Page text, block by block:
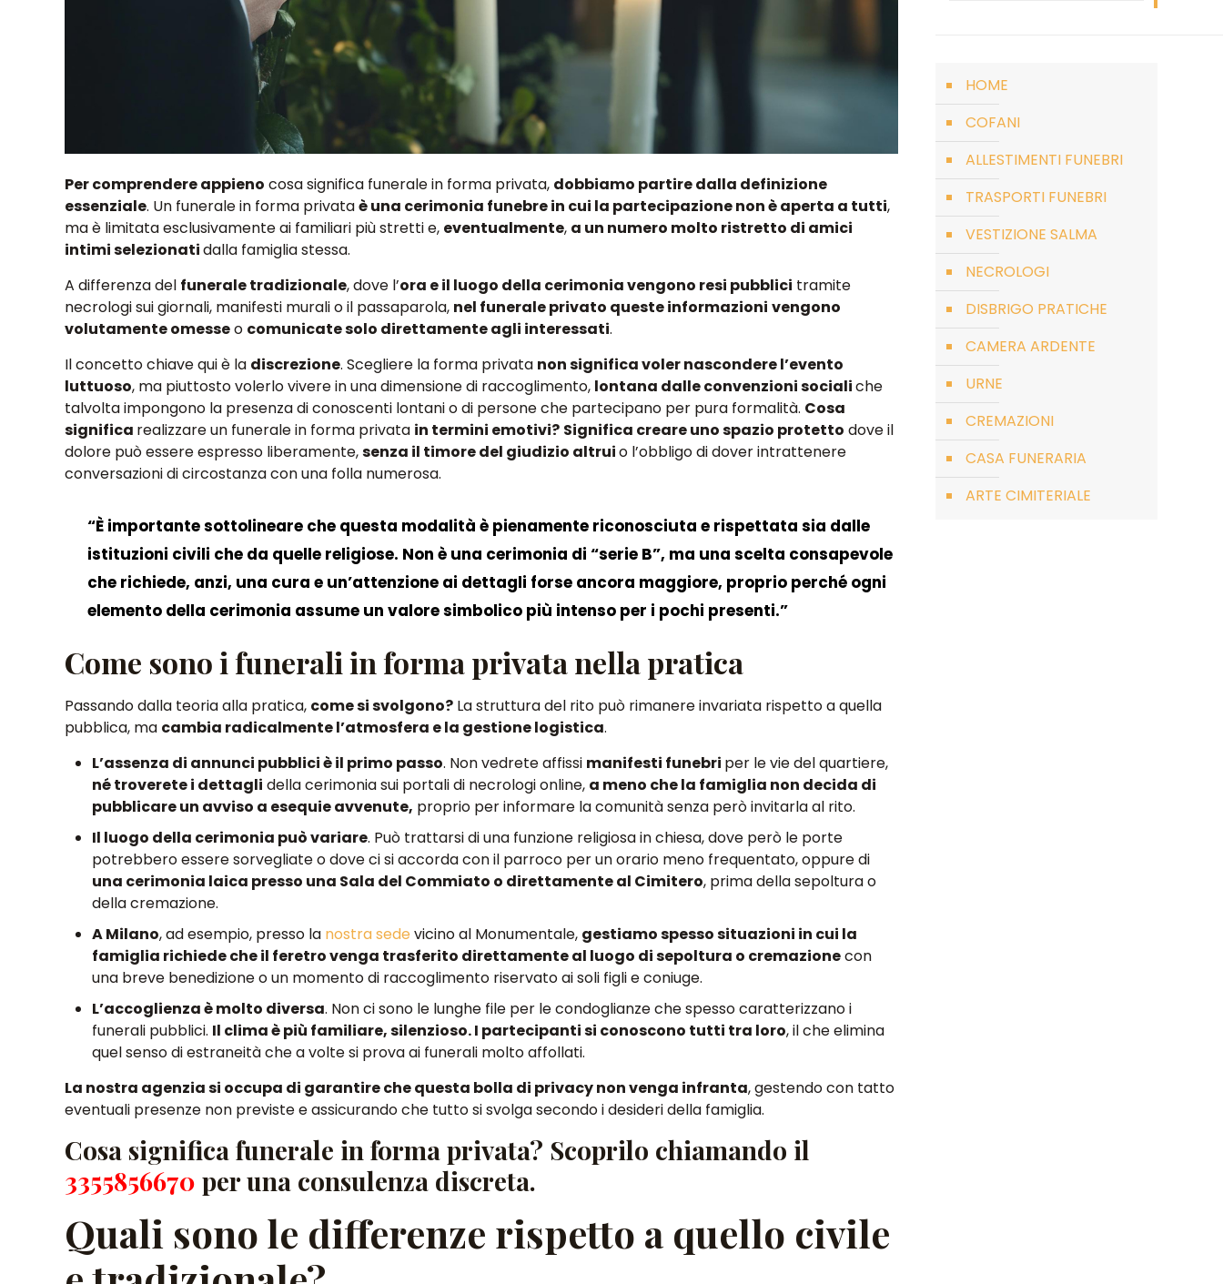
Per comprendere appieno cosa significa funerale in forma privata, dobbiamo partire dalla definizione
essenziale. Un funerale in forma privataè una cerimonia funebre in cui la partecipazione non è aperta a tutti,
maè limitata esclusivamente ai familiari più strettie, eventualmente, a un numero molto ristretto di amici
intimi selezionatidalla famiglia stessa.
A differenza del funerale tradizionale,dove l’ora e il luogo della cerimonia vengono resi pubblici tramite
necrologi sui giornali, manifesti murali o il passaparola, nel funerale privato queste informazioni vengono
volutamente omesseo comunicate solo direttamente agli interessati.
Il concetto chiave qui è la discrezione. Scegliere la forma privata non significa voler nascondere l’evento
luttuoso, ma piuttosto volerlo vivere in una dimensione di raccoglimento, lontana dalle convenzioni socialiche
talvolta impongono la presenzadi conoscenti lontani odi persone che partecipano per pura formalità. Cosa
significa realizzare un funerale in forma privata in termini emotivi? Significa creare uno spazio protetto dove il
dolore può essere espresso liberamente,senza il timore del giudizio altruio l’obbligo di dover intrattenere
conversazioni di circostanza con una folla numerosa.
“È importante sottolineare che questa modalità è pienamente riconosciuta e rispettata sia dalle
istituzioni civili che da quelle religiose. Non è una cerimonia di “serie B”, ma una scelta consapevole
che richiede, anzi, una cura e un’attenzione ai dettagli forse ancora maggiore, proprio perché ogni
elemento della cerimonia assume un valore simbolico più intenso per i pochi presenti.”
Come sono i funerali in forma privata nella pratica
Passando dalla teoria alla pratica, come si svolgono? La struttura del rito può rimanere invariata rispetto a quella
pubblica, ma cambia radicalmente l’atmosfera e la gestione logistica.
L’assenza di annunci pubblici è il primo passo. Nonvedrete affissi manifesti funebri per le vie del quartiere,
né troverete i dettagli della cerimonia sui portali di necrologi online, a meno che la famiglia non decida di
pubblicare un avviso a esequie avvenute, proprio per informare la comunità senza però invitarla al rito.
Il luogo della cerimonia può variare. Può trattarsi di una funzione religiosa in chiesa, dove però le porte
potrebbero essere sorvegliateo dove ci si accorda con il parroco per unorario meno frequentato, oppure di
una cerimonia laica presso una Sala del Commiato o direttamente al Cimitero, prima della sepoltura o
della cremazione.
A Milano, ad esempio, presso la nostra sede vicino al Monumentale, gestiamo spesso situazioni in cui la
famiglia richiede che il feretro venga trasferito direttamente al luogo di sepoltura o cremazionecon
una breve benedizione o un momento di raccoglimento riservatoai soli figli e coniuge.
L’accoglienza è molto diversa. Non ci sono le lunghe file per le condoglianze che spesso caratterizzano i
funerali pubblici. Il clima è più familiare, silenzioso. I partecipanti si conoscono tutti tra loro, il che elimina
quel senso di estraneità che a volte si prova ai funerali molto affollati.
La nostra agenzia si occupa di garantire che questa bolla di privacy non venga infranta, gestendo con tatto
eventuali presenze non previste eassicurando che tutto si svolga secondo i desideri della famiglia.
Cosa significa funerale in forma privata? Scoprilo chiamando il
3355856670 per una consulenza discreta.
Quali sono le differenze rispetto a quello civile
HOME
COFANI
ALLESTIMENTI FUNEBRI
TRASPORTI FUNEBRI
VESTIZIONE SALMA
NECROLOGI
DISBRIGO PRATICHE
CAMERA ARDENTE
URNE
CREMAZIONI
CASA FUNERARIA
ARTE CIMITERIALE